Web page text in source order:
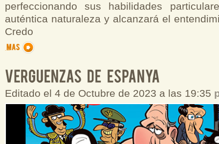
perfeccionando sus habilidades
auténtica naturaleza y alcanzará el
Credo
Editado el 4 de Octubre de 2023 a las 19:35